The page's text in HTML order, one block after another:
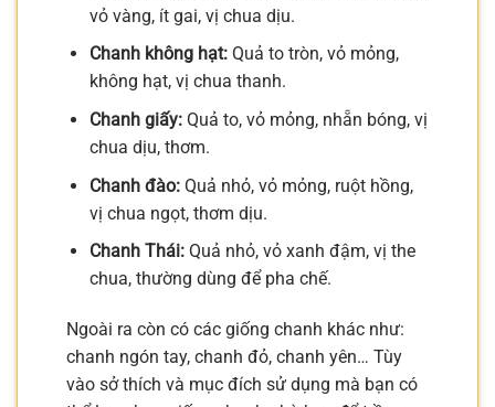
vỏ vàng, ít gai, vị chua dịu.
Chanh không hạt:Quả to tròn, vỏ mỏng,
không hạt, vị chua thanh.
Chanh giấy:Quả to, vỏ mỏng, nhẵn bóng, vị
chua dịu, thơm.
Chanh đào:Quả nhỏ, vỏ mỏng, ruột hồng,
vị chua ngọt, thơm dịu.
Chanh Thái:Quả nhỏ, vỏ xanh đậm, vị the
chua, thường dùng để pha chế.
Ngoài ra còn có các giống chanh khác như:
chanh ngón tay, chanh đỏ, chanh yên… Tùy
vào sở thích và mục đích sử dụng mà bạn có